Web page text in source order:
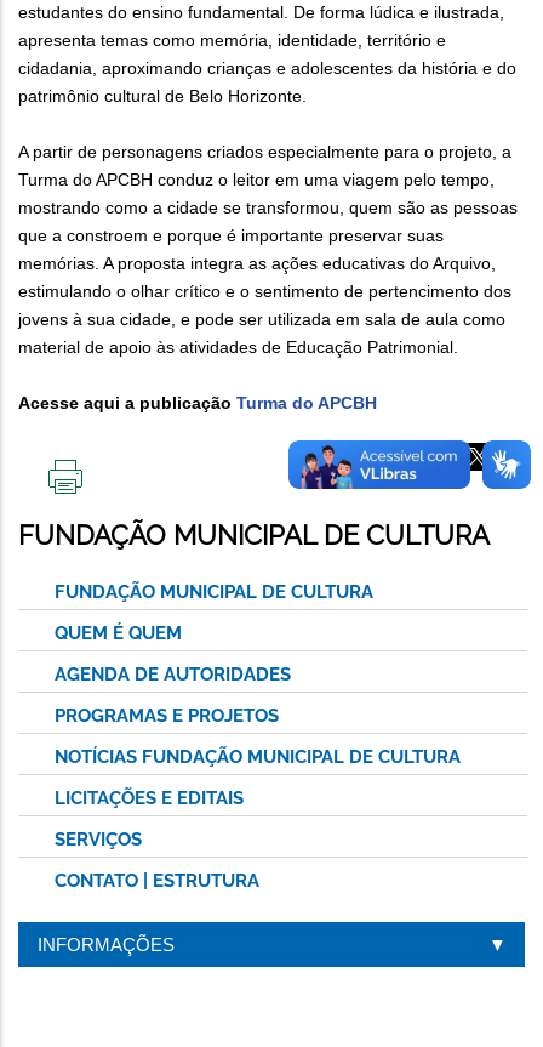
estudantes do ensino fundamental. De forma lúdica e ilustrada,
apresenta temas como memória, identidade, território e
cidadania, aproximando crianças e adolescentes da história e do
patrimônio cultural de Belo Horizonte.
A partir de personagens criados especialmente para o projeto, a
Turma do APCBH conduz o leitor em uma viagem pelo tempo,
mostrando como a cidade se transformou, quem são as pessoas
que a constroem e porque é importante preservar suas
memórias. A proposta integra as ações educativas do Arquivo,
estimulando o olhar crítico e o sentimento de pertencimento dos
jovens à sua cidade, e pode ser utilizada em sala de aula como
material de apoio às atividades de Educação Patrimonial.
Acesse aqui a publicação Turma do APCBH
ESTA
PÁGINA
FUNDAÇÃO MUNICIPAL DE CULTURA
FUNDAÇÃO MUNICIPAL DE CULTURA
QUEM É QUEM
AGENDA DE AUTORIDADES
PROGRAMAS E PROJETOS
NOTÍCIAS FUNDAÇÃO MUNICIPAL DE CULTURA
LICITAÇÕES E EDITAIS
SERVIÇOS
CONTATO | ESTRUTURA
INFORMAÇÕES